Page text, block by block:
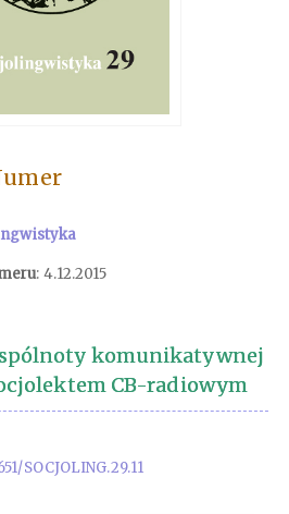
: 4.12.2015
komunikatywnej
CB-radiowym
SOCJOLING.29.11